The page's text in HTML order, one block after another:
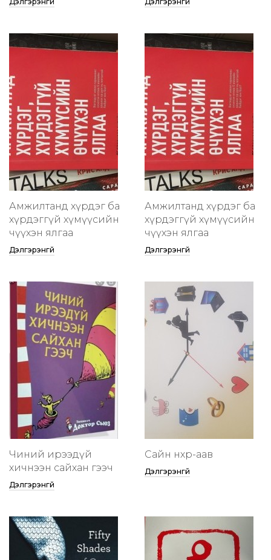
Амжилтанд хүрдэг ба
хүрдэггүй хүмүүсийн
өчүүхэн ялгаа
Дэлгэрэнгүй
Амжилтанд хүрдэг ба
хүрдэггүй хүмүүсийн
өчүүхэн ялгаа
Дэлгэрэнгүй
Чиний ирээдүй
хичнээн сайхан гээч
Дэлгэрэнгүй
Сайн нөхөр-аав
Дэлгэрэнгүй